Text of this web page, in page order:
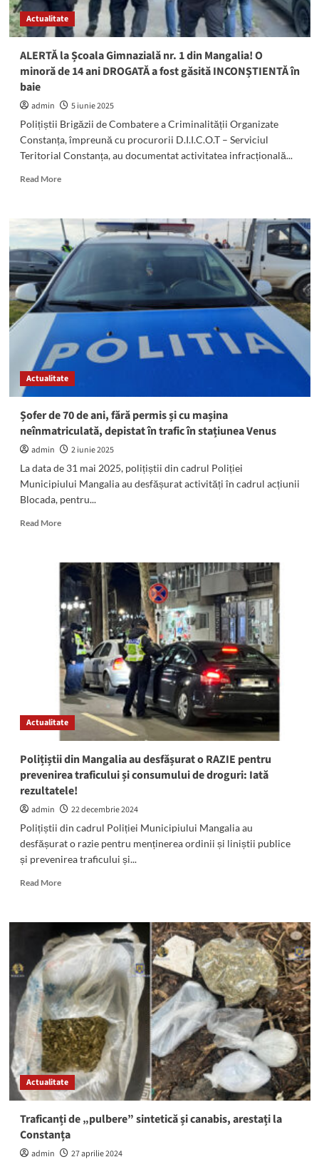
porționase
și
le
frumos
pentru
fi
Actualitate
ALERTĂ la Școala Gimnazială nr. 1 din Mangalia! O
minoră de 14 ani DROGATĂ a fost găsită INCONȘTIENTĂ în
baie
admin
5 iunie 2025
Polițiștii Brigăzii de Combatere a Criminalității Organizate
Constanța, împreună cu procurorii D.I.I.C.O.T – Serviciul
Teritorial Constanța, au documentat activitatea infracțională...
Read MoreRead
ALERTĂ
la
Școala
Gimnazială
nr.
din
Mangalia!
minoră
de
ani
fost
găsită
INCONȘTIENTĂ
baie
Actualitate
Șofer de 70 de ani, fără permis și cu mașina
neînmatriculată, depistat în trafic în stațiunea Venus
admin
2 iunie 2025
La data de 31 mai 2025, polițiștii din cadrul Poliției
Municipiului Mangalia au desfășurat activități în cadrul acțiunii
Blocada, pentru...
Read MoreRead
Șofer
de
70
de
ani,
fără
permis
și
cu
mașina
neînmatriculată,
depistat
în
stațiunea
Venus
Actualitate
Polițiștii din Mangalia au desfășurat o RAZIE pentru
prevenirea traficului și consumului de droguri: Iată
rezultatele!
admin
22 decembrie 2024
Polițiștii din cadrul Poliției Municipiului Mangalia au
desfășurat o razie pentru menținerea ordinii și liniștii publice
și prevenirea traficului și...
Read MoreRead
Polițiștii
din
Mangalia
au
desfășurat
o
RAZIE
pentru
prevenirea
traficului
și
consumului
de
droguri:
rezultatele!
Actualitate
Traficanți de „pulbere” sintetică și canabis, arestați la
Constanța
admin 27 aprilie 2024